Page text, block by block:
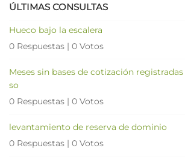
ÚLTIMAS CONSULTAS
Hueco bajo la escalera
0 Respuestas | 0 Votos
Meses sin bases de cotización
so
0 Respuestas | 0 Votos
levantamiento de reserva de dominio
0 Respuestas | 0 Votos